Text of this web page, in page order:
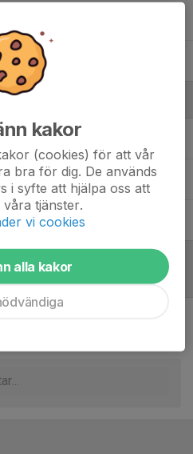
kakor
(cookies) för att vår
bra för dig. De används
i syfte att hjälpa oss att
tjänster.
vi cookies
alla kakor